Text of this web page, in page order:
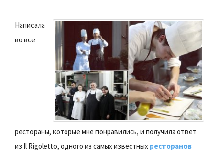
Написала
во все
рестораны, которые мне понравились, и получила ответ
из Il Rigoletto, одного из самых известных ресторанов